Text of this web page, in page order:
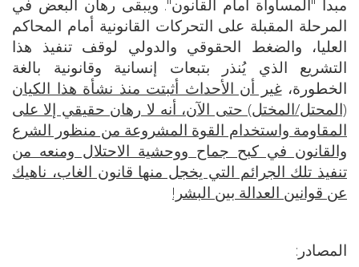
مبدأ "المساواة أمام القانون". ويبقى رهان البعض في
المرحلة المقبلة على التحركات القانونية أمام المحاكم
العليا، والضغط الحقوقي والدولي لوقف تنفيذ هذا
التشريع الذي يُنذر بتبعات إنسانية وقانونية بالغة
الخطورة،غير أن الأحداث أثبتت منذ نشأة هذا الكيان
(المحتل/المختل) حتى الآن، أنه لا رهان حقيقي إلا على
المقاومة واستخدام القوة المشروعة من منظور الشرع
والقانون في كبح جماح ووحشية الاحتلال ومنعه من
تنفيذ تلك الجرائم التي يخجل منها قانون الغاب، ناهيك
عن قوانين العدالة بين البشر!
المصادر: